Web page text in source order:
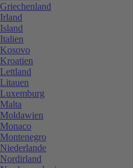
Griechenland
Irland
Island
Italien
Kosovo
Kroatien
Lettland
Litauen
Luxemburg
Malta
Moldawien
Monaco
Montenegro
Niederlande
Nordirland